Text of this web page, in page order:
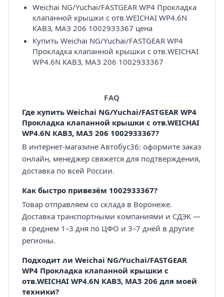
Weichai NG/Yuchai/FASTGEAR WP4 Прокладка
клапанной крышки с отв.WEICHAI WP4.6N
КАВЗ, МАЗ 206 1002933367 цена
Купить Weichai NG/Yuchai/FASTGEAR WP4
Прокладка клапанной крышки с отв.WEICHAI
WP4.6N КАВЗ, МАЗ 206 1002933367
FAQ
Где купить Weichai NG/Yuchai/FASTGEAR WP4
Прокладка клапанной крышки с отв.WEICHAI
WP4.6N КАВЗ, МАЗ 206 1002933367?
В интернет-магазине Автобус36: оформите заказ
онлайн, менеджер свяжется для подтверждения,
доставка по всей России.
Как быстро привезём 1002933367?
Товар отправляем со склада в Воронеже.
Доставка транспортными компаниями и СДЭК —
в среднем 1–3 дня по ЦФО и 3–7 дней в другие
регионы.
Подходит ли Weichai NG/Yuchai/FASTGEAR
WP4 Прокладка клапанной крышки с
отв.WEICHAI WP4.6N КАВЗ, МАЗ 206 для моей
техники?